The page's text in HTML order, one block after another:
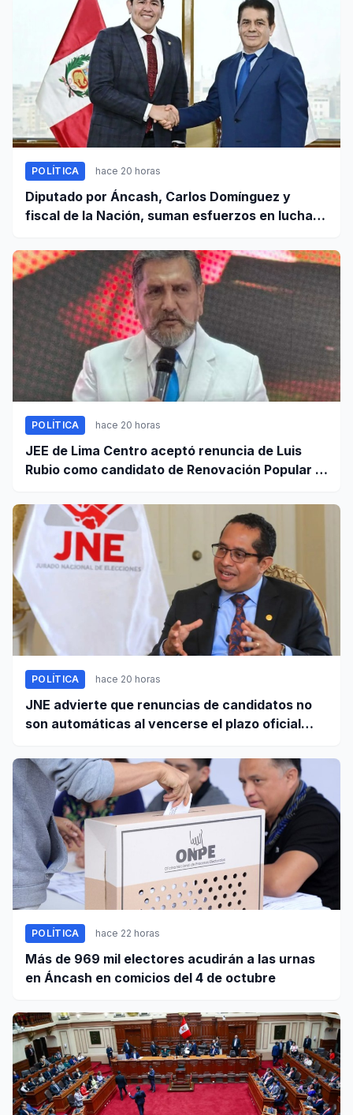
POLÍTICA hace 20 horas
Diputado por Áncash, Carlos Domínguez y
fiscal de la Nación, suman esfuerzos en lucha
POLÍTICA hace 20 horas
JEE de Lima Centro aceptó renuncia de Luis
Rubio como candidato de Renovación Popular a
POLÍTICA hace 20 horas
JNE advierte que renuncias de candidatos no
son automáticas al vencerse el plazo oficial
POLÍTICA hace 22 horas
Más de 969 mil electores acudirán a las urnas
en Áncash en comicios del 4 de octubre